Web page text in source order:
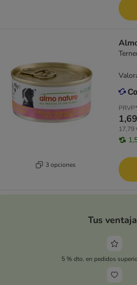
3 opciones
PRVP*
17,79
Tus
5 % dto. en pedidos